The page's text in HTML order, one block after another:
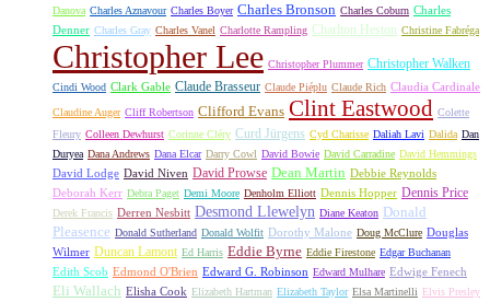
Danova Charles Aznavour Charles Boyer Charles Bronson Charles Coburn Charles
Denner Charles Gray Charles Vanel Charlotte Rampling Charlton Heston Christine Fabréga
Christopher Lee Christopher Plummer Christopher Walken
Cindi Wood Clark Gable Claude Brasseur Claude Piéplu Claude Rich Claudia Cardinale
Claudine Auger Cliff Robertson Clifford Evans Clint Eastwood Colette
Fleury Colleen Dewhurst Corinne Cléry Curd Jürgens Cyd Charisse Daliah Lavi Dalida Dan
Duryea Dana Andrews Dana Elcar Darry Cowl David Bowie David Carradine David Hemmings
David Lodge David Niven David Prowse Dean Martin Debbie Reynolds
Deborah Kerr Debra Paget Demi Moore Denholm Elliott Dennis Hopper Dennis Price
Derek Francis Derren Nesbitt Desmond Llewelyn Diane Keaton Donald
Pleasence Donald Sutherland Donald Wolfit Dorothy Malone Doug McClure Douglas
Wilmer Duncan Lamont Ed Harris Eddie Byrne Eddie Firestone Edgar Buchanan
Edith Scob Edmond O'Brien Edward G. Robinson Edward Mulhare Edwige Fenech
Eli Wallach Elisha Cook Elizabeth Hartman Elizabeth Taylor Elsa Martinelli Elvis Presley